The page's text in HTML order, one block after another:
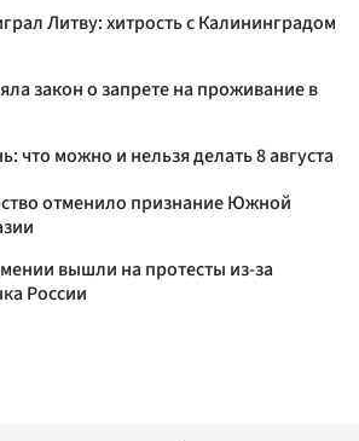
Литву: хитрость с Калининградом
закон о запрете на проживание в
что можно и нельзя делать 8 августа
отменило признание Южной
вышли на протесты из-за
России